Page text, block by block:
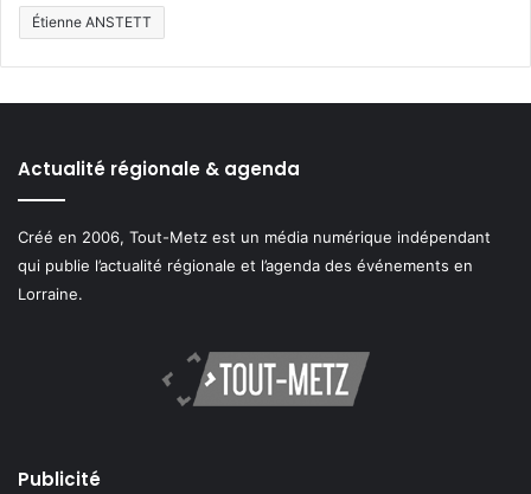
Étienne ANSTETT
Actualité régionale & agenda
Créé en 2006, Tout-Metz est un média numérique indépendant
qui publie l’actualité régionale et l’agenda des événements en
Lorraine.
Publicité